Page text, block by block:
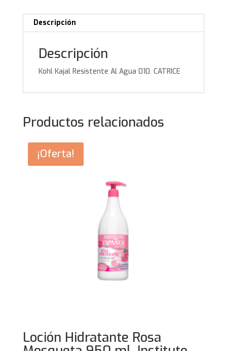
Descripción
Descripción
Kohl Kajal Resistente Al Agua 010. CATRICE
Productos relacionados
¡Oferta!
Loción Hidratante Rosa